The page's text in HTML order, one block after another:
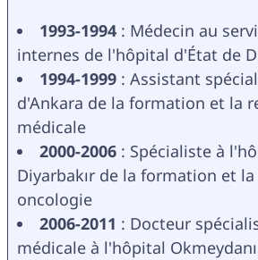
1993-1994 : Médecin au
internes de l'hôpital d'État de
1994-1999 : Assistant
d'Ankara de la formation et la
médicale
2000-2006 : Spécialiste à
Diyarbakır de la formation et
oncologie
2006-2011 : Docteur
médicale à l'hôpital